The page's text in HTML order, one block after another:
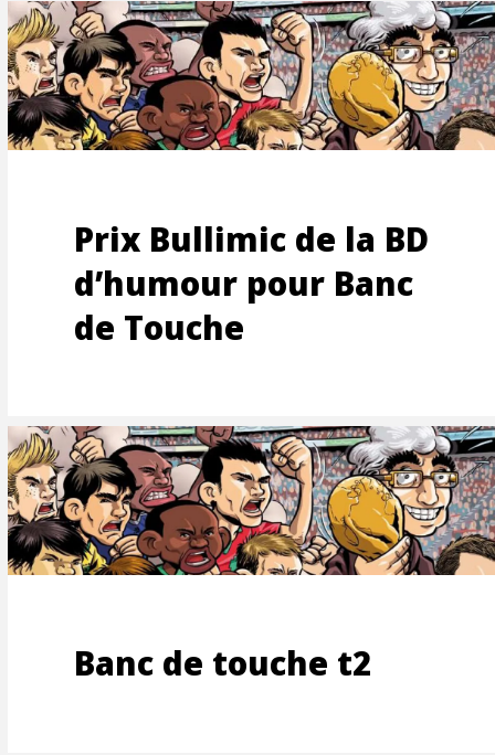
Prix Bullimic de la BD
d’humour pour Banc
de Touche
Banc de touche t2